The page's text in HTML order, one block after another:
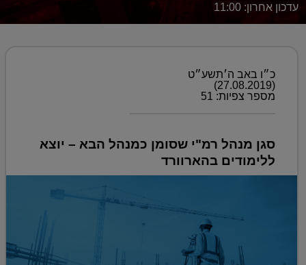
עדכון אחרון: 11:00
כ״ו באב ה׳תשע״ט
(27.08.2019)
מספר צפיות: 51
סגן מנהל רמ"י שסומן כמנהל הבא – יוצא
ללימודים בהארוורד